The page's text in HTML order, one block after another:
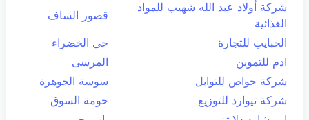
شركة أولاد عبد الله شهيب للمواد
الغذائية
قصور الساف
الحبايب للتجارة
حي الخضراء
ادم للتموين
المرسى
شركة حواص للتوابل
سوسة الجوهرة
شركة تيوارد للتوزيع
حومة السوق